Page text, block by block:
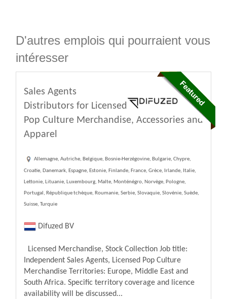
D'autres emplois qui pourraient vous
intéresser
Sales Agents
Distributors for Licensed
Pop Culture Merchandise, Accessories and
Apparel
Allemagne, Autriche, Belgique, Bosnie-Herzégovine, Bulgarie, Chypre,
Croatie, Danemark, Espagne, Estonie, Finlande, France, Grèce, Irlande, Italie,
Lettonie, Lituanie, Luxembourg, Malte, Monténégro, Norvège, Pologne,
Portugal, République tchèque, Roumanie, Serbie, Slovaquie, Slovénie, Suède,
Suisse, Turquie
Difuzed BV
Licensed Merchandise, Stock Collection Job title:
Independent Sales Agents, Licensed Pop Culture
Merchandise Territories: Europe, Middle East and
South Africa. Specific territory coverage and licence
availability will be discussed...